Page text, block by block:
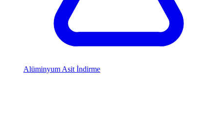
Alüminyum Asit İndirme